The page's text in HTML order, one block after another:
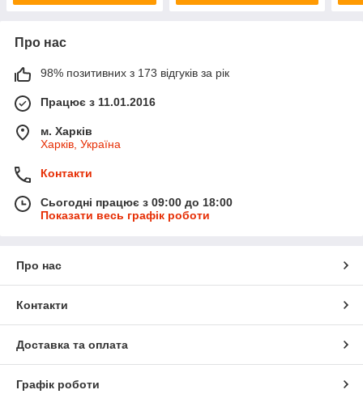
Про нас
98% позитивних з 173 відгуків за рік
Працює з 11.01.2016
м. Харків
Харків, Україна
Контакти
Сьогодні працює з 09:00 до 18:00
Показати весь графік роботи
Про нас
Контакти
Доставка та оплата
Графік роботи